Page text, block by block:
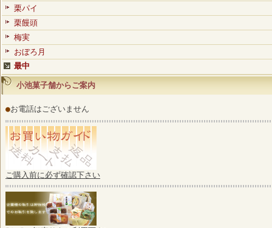
栗パイ
栗饅頭
梅実
おぼろ月
最中
小池菓子舗からご案内
●お電話はございません
ご購入前に必ず確認下さい